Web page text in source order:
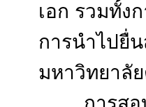
เอก รวมทั้ง
การนำไปยื่
มหาวิทยาลั